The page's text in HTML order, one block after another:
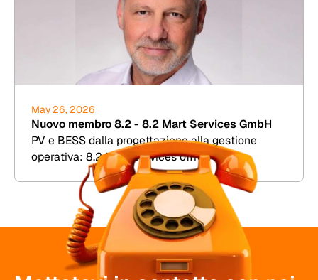
May 26, 2026
Nuovo membro 8.2 - 8.2 Mart Services GmbH
PV e BESS dalla progettazione alla gestione
operativa: 8.2 Mart Services offre TDD,
simulazione di rendimento e assistenza
commerciale per gli impianti.